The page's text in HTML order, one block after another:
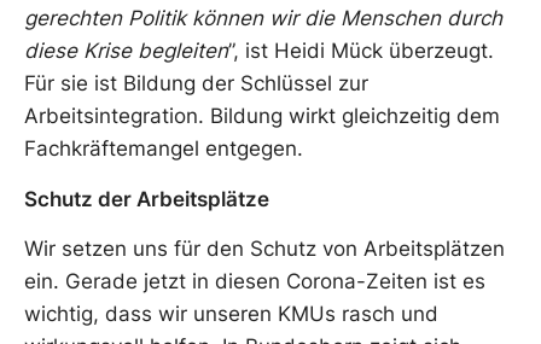
gerechten Politik können wir die Menschen durch
diese Krise begleiten”, ist Heidi Mück überzeugt.
Für sie ist Bildung der Schlüssel zur
Arbeitsintegration. Bildung wirkt gleichzeitig dem
Fachkräftemangel entgegen.
Schutz der Arbeitsplätze
Wir setzen uns für den Schutz von Arbeitsplätzen
ein. Gerade jetzt in diesen Corona-Zeiten ist es
wichtig, dass wir unseren KMUs rasch und